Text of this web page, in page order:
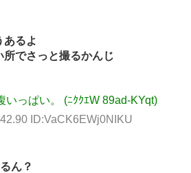
あるよ
でさっと撮るかんじ
いっぱい。 (ﾆｸｸｴW 89ad-KYqt)
ID:VaCK6EWj0NIKU
ん？